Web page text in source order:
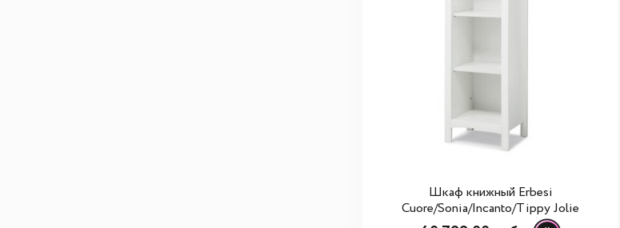
Шкаф книжный Erbesi
Cuore/Sonia/Incanto/Tippy Jolie